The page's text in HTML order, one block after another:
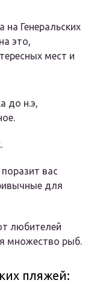
Генеральских
это,
мест и
до н.э,
вас
для
любителей
множество рыб.
пляжей: